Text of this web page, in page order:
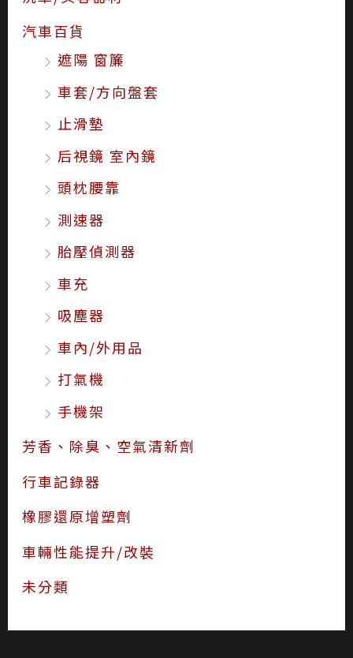
汽車百貨
遮陽 窗簾
車套/方向盤套
止滑墊
后視鏡 室內鏡
頭枕腰靠
測速器
胎壓偵測器
車充
吸塵器
車內/外用品
打氣機
手機架
芳香、除臭、空氣清新劑
行車記錄器
橡膠還原增塑劑
車輛性能提升/改裝
未分類